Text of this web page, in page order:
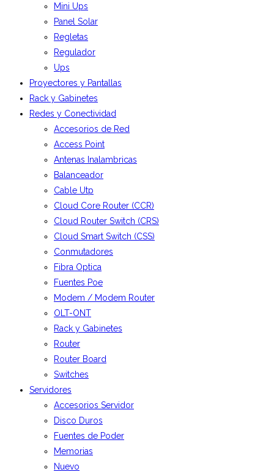
Mini Ups
Panel Solar
Regletas
Regulador
Ups
Proyectores y Pantallas
Rack y Gabinetes
Redes y Conectividad
Accesorios de Red
Access Point
Antenas Inalambricas
Balanceador
Cable Utp
Cloud Core Router (CCR)
Cloud Router Switch (CRS)
Cloud Smart Switch (CSS)
Conmutadores
Fibra Optica
Fuentes Poe
Modem / Modem Router
OLT-ONT
Rack y Gabinetes
Router
Router Board
Switches
Servidores
Accesorios Servidor
Disco Duros
Fuentes de Poder
Memorias
Nuevo